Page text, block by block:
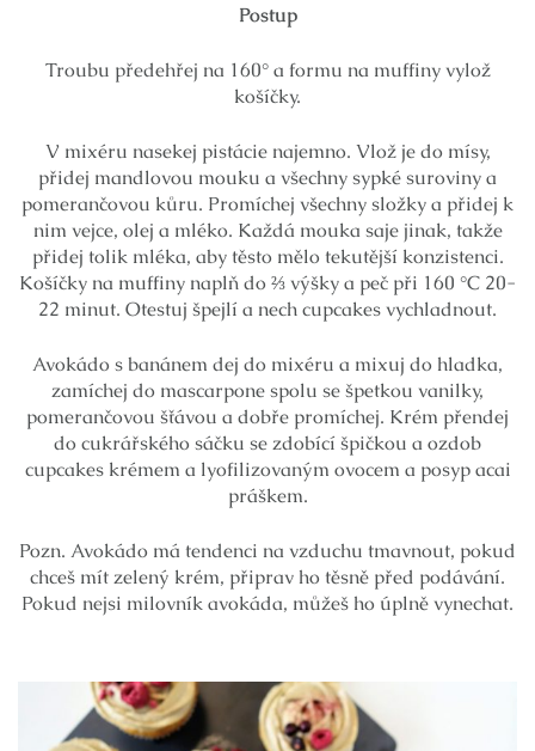
Postup
Troubu předehřej na 160° a formu na muffiny vylož
košíčky.
V mixéru nasekej pistácie najemno. Vlož je do mísy,
přidej mandlovou mouku a všechny sypké suroviny a
pomerančovou kůru. Promíchej všechny složky a přidej k
nim vejce, olej a mléko. Každá mouka saje jinak, takže
přidej tolik mléka, aby těsto mělo tekutější konzistenci.
Košíčky na muffiny naplň do ⅔ výšky a peč při 160 °C 20-
22 minut. Otestuj špejlí a nech cupcakes vychladnout.
Avokádo s banánem dej do mixéru a mixuj do hladka,
zamíchej do mascarpone spolu se špetkou vanilky,
pomerančovou šťávou a dobře promíchej. Krém přendej
do cukrářského sáčku se zdobící špičkou a ozdob
cupcakes krémem a lyofilizovaným ovocem a posyp acai
práškem.
Pozn. Avokádo má tendenci na vzduchu tmavnout, pokud
chceš mít zelený krém, připrav ho těsně před podávání.
Pokud nejsi milovník avokáda, můžeš ho úplně vynechat.